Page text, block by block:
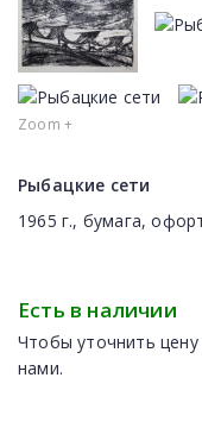
Zoom +
Рыбацкие сети
1965 г., бумага,
Есть в наличии
Чтобы уточнить
нами.